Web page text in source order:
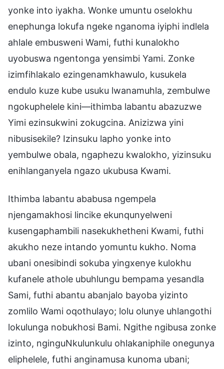
yonke into iyakha. Wonke umuntu oselokhu
enephunga lokufa ngeke nganoma iyiphi indlela
ahlale embusweni Wami, futhi kunalokho
uyobuswa ngentonga yensimbi Yami. Zonke
izimfihlakalo ezingenamkhawulo, kusukela
endulo kuze kube usuku lwanamuhla, zembulwe
ngokuphelele kini—ithimba labantu abazuzwe
Yimi ezinsukwini zokugcina. Anizizwa yini
nibusisekile? Izinsuku lapho yonke into
yembulwe obala, ngaphezu kwalokho, yizinsuku
enihlanganyela ngazo ukubusa Kwami.
Ithimba labantu ababusa ngempela
njengamakhosi lincike ekunqunyelweni
kusengaphambili nasekukhetheni Kwami, futhi
akukho neze intando yomuntu kukho. Noma
ubani onesibindi sokuba yingxenye kulokhu
kufanele athole ubuhlungu bempama yesandla
Sami, futhi abantu abanjalo bayoba yizinto
zomlilo Wami oqothulayo; lolu olunye uhlangothi
lokulunga nobukhosi Bami. Ngithe ngibusa zonke
izinto, nginguNkulunkulu ohlakaniphile onegunya
eliphelele, futhi anginamusa kunoma ubani;